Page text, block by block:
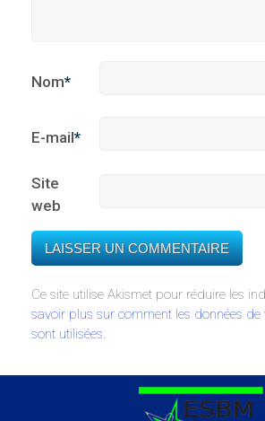
Nom*
E-mail*
Site
web
Ce site utilise Akismet pour réduire les
savoir plus sur comment les données de
sont utilisées.